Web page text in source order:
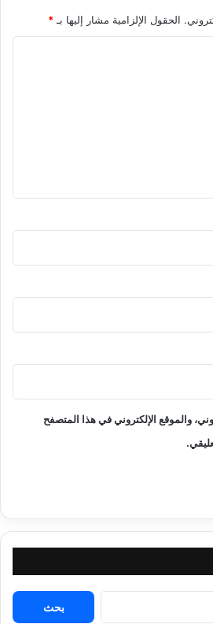
الحقول الإلزامية مشار إليها بـ *
والموقع الإلكتروني في هذا المتصفح
البحث